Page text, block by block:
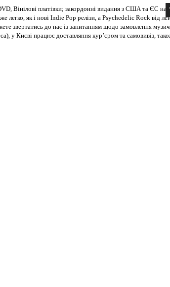
Вінілові платівки; закордонні видання з США та ЄС на
легко, як і нові Indie Pop релізи, а Psychedelic Rock від
звертатись до нас із запитанням щодо замовлення
у Києві працює доставляння кур’єром та самовивіз,